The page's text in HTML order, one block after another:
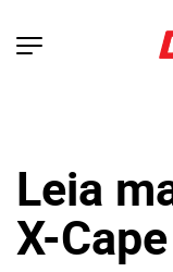
Leia
X-Cape